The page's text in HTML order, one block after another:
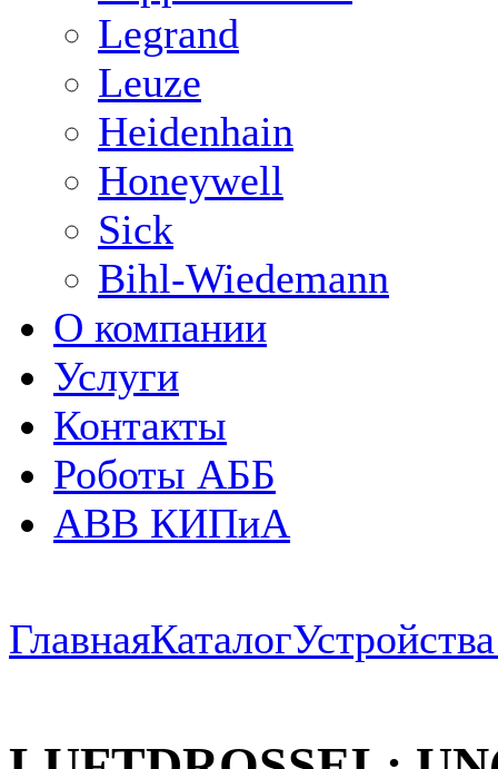
Legrand
Leuze
Heidenhain
Honeywell
Sick
Bihl-Wiedemann
О компании
Услуги
Контакты
Роботы АББ
ABB КИПиА
ГлавнаяКаталог